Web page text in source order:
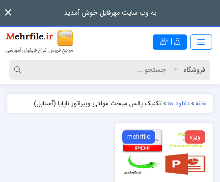
به وب سایت مهرفایل خوش آمدید
|
خانه»دانلود ها»تکنیک پالس مبحث مولتی ویبراتور ناپایا (آستابل)
ویژه mehrfile